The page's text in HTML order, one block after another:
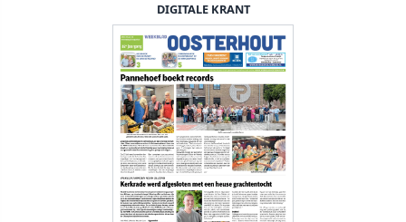
DIGITALE KRANT